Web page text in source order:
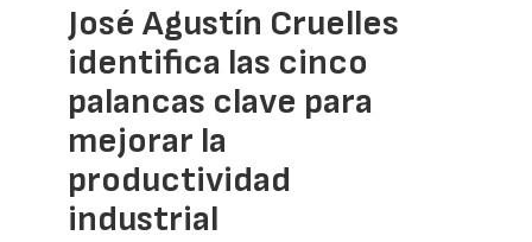
José Agustín Cruelles
identifica las cinco
palancas clave para
mejorar la
productividad
industrial